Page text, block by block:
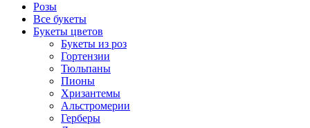
Розы
Все букеты
Букеты цветов
Букеты из роз
Гортензии
Тюльпаны
Пионы
Хризантемы
Альстромерии
Герберы